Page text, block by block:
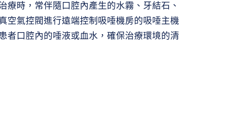
療時，常伴隨口腔內產生的水霧、牙結石、
空氣控閥進行遠端控制吸唾機房的吸唾主機
者口腔內的唾液或血水，確保治療環境的清